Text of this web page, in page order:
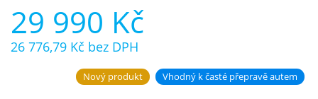
29 990 Kč
26 776,79 Kč bez DPH
Nový produkt Vhodný k časté přepravě autem